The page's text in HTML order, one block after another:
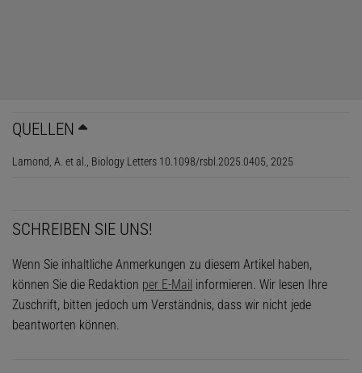
QUELLEN
Lamond, A. et al., Biology Letters 10.1098/rsbl.2025.0405, 2025
SCHREIBEN SIE UNS!
Wenn Sie inhaltliche Anmerkungen zu diesem Artikel haben,
können Sie die Redaktion per E-Mail informieren. Wir lesen Ihre
Zuschrift, bitten jedoch um Verständnis, dass wir nicht jede
beantworten können.